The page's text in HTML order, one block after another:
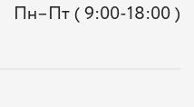
Пн–Пт ( 9:00-18:00 )